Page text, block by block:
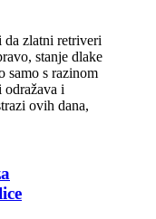
da zlatni retriveri
stanje dlake
samo s razinom
odražava i
ovih dana,